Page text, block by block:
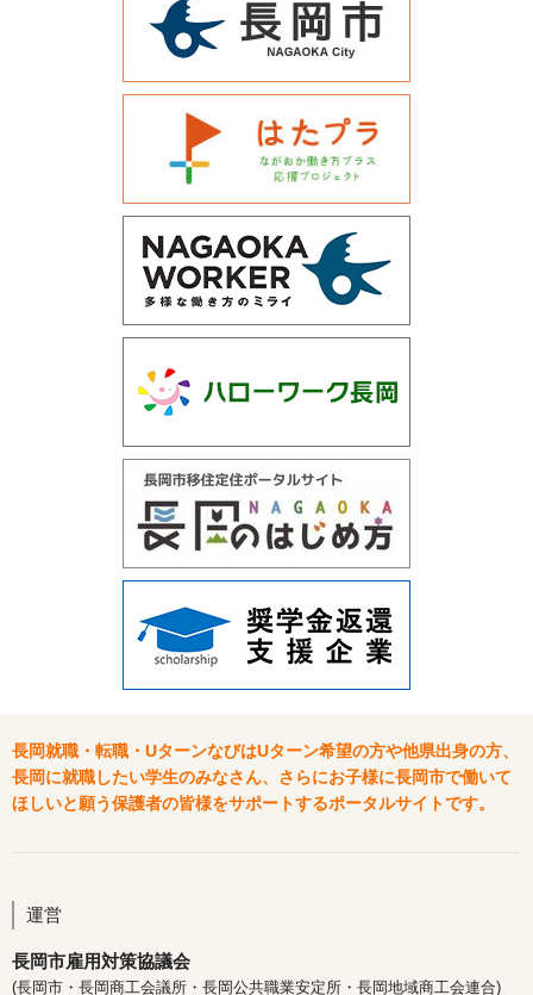
長岡就職・転職・UターンなびはUターン希望の方や他県出身の方、
長岡に就職したい学生のみなさん、さらにお子様に長岡市で働いて
ほしいと願う保護者の皆様をサポートするポータルサイトです。
運営
長岡市雇用対策協議会
(長岡市・長岡商工会議所・長岡公共職業安定所・長岡地域商工会連合)